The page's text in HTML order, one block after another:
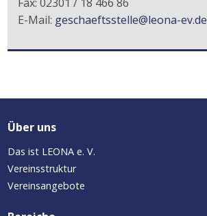
E-Mail: geschaeftsstelle@leona-ev.de
Über uns
Das ist LEONA e. V.
Vereinsstruktur
Vereinsangebote